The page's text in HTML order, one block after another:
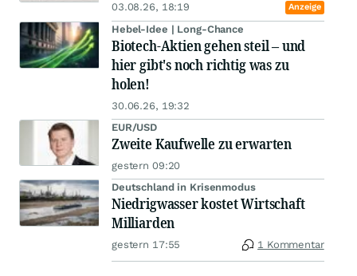
03.08.26, 18:19 Anzeige
Hebel-Idee | Long-Chance
Biotech-Aktien gehen steil – und
hier gibt's noch richtig was zu
holen!
30.06.26, 19:32
EUR/USD
Zweite Kaufwelle zu erwarten
gestern 09:20
Deutschland in Krisenmodus
Niedrigwasser kostet Wirtschaft
Milliarden
gestern 17:55 1 Kommentar